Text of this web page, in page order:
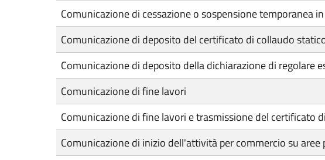
Comunicazione di cessazione o sospensione temporanea
Comunicazione di deposito del certificato di collaudo
Comunicazione di deposito della dichiarazione di regolare
Comunicazione di fine lavori
Comunicazione di fine lavori e trasmissione del certificato
Comunicazione di inizio dell'attività per commercio su